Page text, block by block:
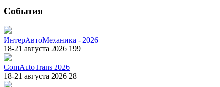
События
ИнтерАвтоМеханика - 2026
18-21 августа 2026 199
ComAutoTrans 2026
18-21 августа 2026 28